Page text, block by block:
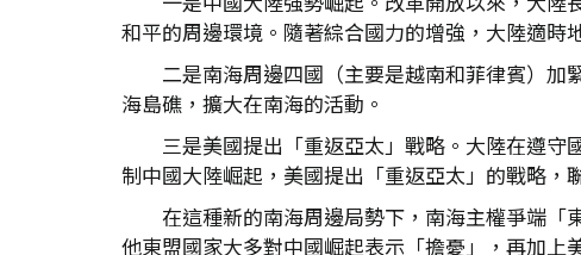
和平的周邊環境。隨著綜合國力的增強，大陸適時
二是南海周邊四國（主要是越南和菲律賓）
海島礁，擴大在南海的活動。
三是美國提出「重返亞太」戰略。大陸在遵
制中國大陸崛起，美國提出「重返亞太」的戰略，
在這種新的南海周邊局勢下，南海主權爭端
他東盟國家大多對中國崛起表示「擔憂」，再加上